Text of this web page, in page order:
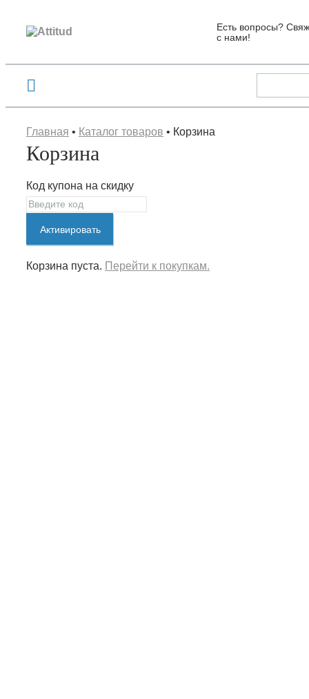
Есть вопросы?
с нами!
Главная • Каталог товаров • Корзина
Корзина
Код купона на скидку
Активировать
Корзина пуста. Перейти к покупкам.